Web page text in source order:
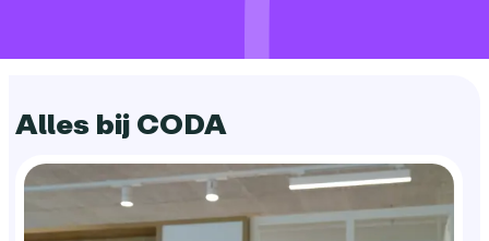
Alles bij CODA